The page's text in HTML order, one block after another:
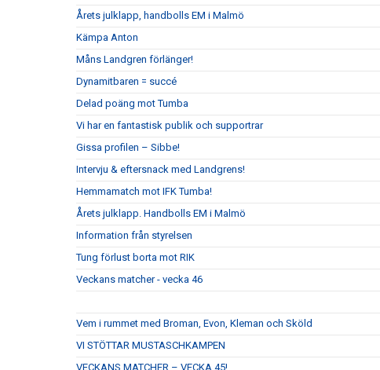
Årets julklapp, handbolls EM i Malmö
Kämpa Anton
Måns Landgren förlänger!
Dynamitbaren = succé
Delad poäng mot Tumba
Vi har en fantastisk publik och supportrar
Gissa profilen – Sibbe!
Intervju & eftersnack med Landgrens!
Hemmamatch mot IFK Tumba!
Årets julklapp. Handbolls EM i Malmö
Information från styrelsen
Tung förlust borta mot RIK
Veckans matcher - vecka 46
Vem i rummet med Broman, Evon, Kleman och Sköld
VI STÖTTAR MUSTASCHKAMPEN
VECKANS MATCHER – VECKA 45!